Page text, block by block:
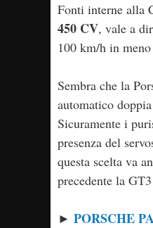
Fonti interne alla
450 CV, vale a
100 km/h in
Sembra che la
automatico
Sicuramente i
presenza del
questa scelta va
precedente la
► PORSCHE